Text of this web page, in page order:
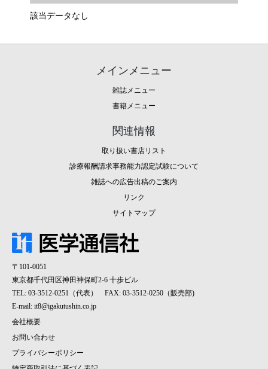
該当データなし
メインメニュー
雑誌メニュー
書籍メニュー
関連情報
取り扱い書店リスト
診療報酬請求事務能力認定試験について
雑誌への広告出稿のご案内
リンク
サイトマップ
〒101-0051
東京都千代田区神田神保町2-6 十歩ビル
TEL: 03-3512-0251（代表） FAX: 03-3512-0250（販売部)
E-mail: it8@igakutushin.co.jp
会社概要
お問い合わせ
プライバシーポリシー